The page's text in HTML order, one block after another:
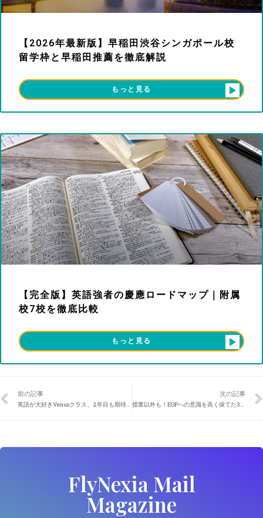
【2026年最新版】早稲田渋谷シンガポール校
留学枠と早稲田推薦を徹底解説
もっと見る
【完全版】英語強者の慶應ロードマップ｜附属
校7校を徹底比較
もっと見る
前の記事
英語が大好きVenusクラス、2年目も期待大
次の記事
授業以外も！EOPへの意識を高く保てた3月！
FlyNexia Mail
Magazine